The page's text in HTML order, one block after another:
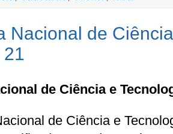
Nacional de
de Ciência e
de Ciência e